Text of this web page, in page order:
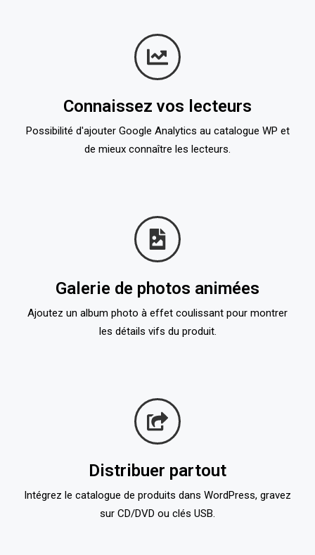
Connaissez vos lecteurs
Possibilité d'ajouter Google Analytics au catalogue WP et
de mieux connaître les lecteurs.
Galerie de photos animées
Ajoutez un album photo à effet coulissant pour montrer
les détails vifs du produit.
Distribuer partout
Intégrez le catalogue de produits dans WordPress, gravez
sur CD/DVD ou clés USB.